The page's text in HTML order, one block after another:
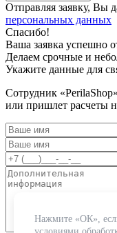
Отправляя заявку, Вы
персональных данных
Спасибо!
Ваша заявка успешно
Делаем срочные и
Укажите данные для
Сотрудник
или пришлет расчеты
Нажмите «ОК»,